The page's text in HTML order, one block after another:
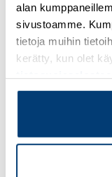
alan
sivustoamme.
tietoja muihin
kerätty, kun olet
TUTUSTU MYÖS